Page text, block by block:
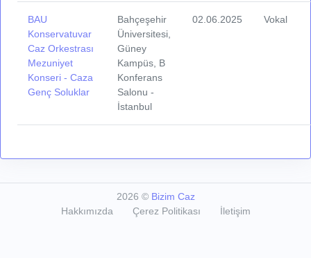
BAU
Konservatuvar
Caz Orkestrası
Mezuniyet
Konseri - Caza
Genç Soluklar
Bahçeşehir
Üniversitesi,
Güney
Kampüs, B
Konferans
Salonu -
İstanbul
02.06.2025 Vokal
2026 © Bizim Caz
Hakkımızda
Çerez Politikası İletişim